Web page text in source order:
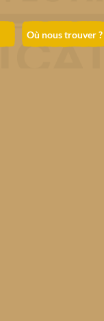
Où nous trouver ?